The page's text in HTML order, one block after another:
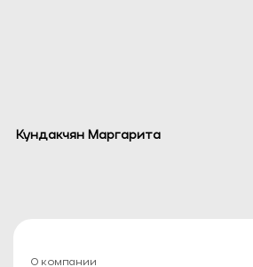
Кундакчян Маргарита
О компании